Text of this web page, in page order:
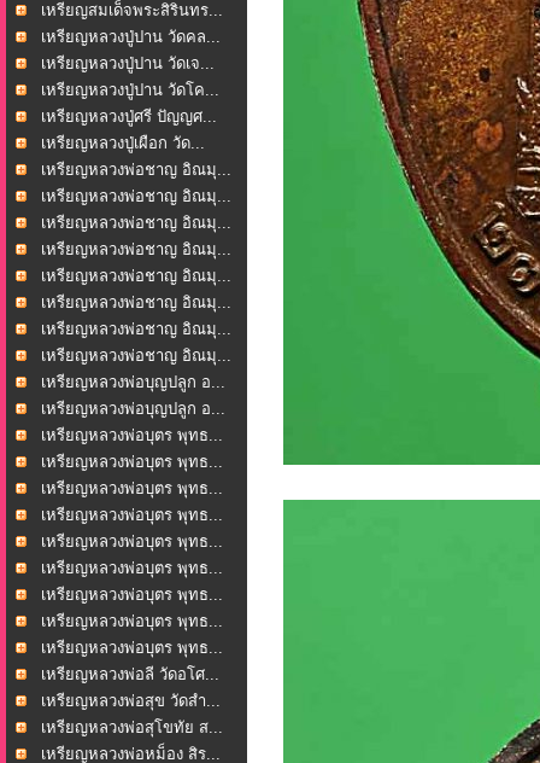
เหรียญสมเด็จพระสิรินทร...
เหรียญหลวงปู่ปาน วัดคล...
เหรียญหลวงปู่ปาน วัดเจ...
เหรียญหลวงปู่ปาน วัดโค...
เหรียญหลวงปู่ศรี ปัญญศ...
เหรียญหลวงปู่เผือก วัด...
เหรียญหลวงพ่อชาญ อิณมุ...
เหรียญหลวงพ่อชาญ อิณมุ...
เหรียญหลวงพ่อชาญ อิณมุ...
เหรียญหลวงพ่อชาญ อิณมุ...
เหรียญหลวงพ่อชาญ อิณมุ...
เหรียญหลวงพ่อชาญ อิณมุ...
เหรียญหลวงพ่อชาญ อิณมุ...
เหรียญหลวงพ่อชาญ อิณมุ...
เหรียญหลวงพ่อบุญปลูก อ...
เหรียญหลวงพ่อบุญปลูก อ...
เหรียญหลวงพ่อบุตร พุทธ...
เหรียญหลวงพ่อบุตร พุทธ...
เหรียญหลวงพ่อบุตร พุทธ...
เหรียญหลวงพ่อบุตร พุทธ...
เหรียญหลวงพ่อบุตร พุทธ...
เหรียญหลวงพ่อบุตร พุทธ...
เหรียญหลวงพ่อบุตร พุทธ...
เหรียญหลวงพ่อบุตร พุทธ...
เหรียญหลวงพ่อบุตร พุทธ...
เหรียญหลวงพ่อลี วัดอโศ...
เหรียญหลวงพ่อสุข วัดสำ...
เหรียญหลวงพ่อสุโขทัย ส...
เหรียญหลวงพ่อหม็อง สิร...